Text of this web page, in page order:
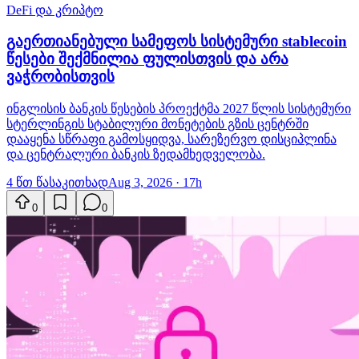
DeFi და კრიპტო
გაერთიანებული სამეფოს სისტემური stablecoin
წესები შექმნილია ფულისთვის და არა
ვაჭრობისთვის
ინგლისის ბანკის წესების პროექტმა 2027 წლის სისტემური
სტერლინგის სტაბილური მონეტების გზის ცენტრში
დააყენა სწრაფი გამოსყიდვა, სარეზერვო დისციპლინა
და ცენტრალური ბანკის ზედამხედველობა.
4 წთ წასაკითხადAug 3, 2026 · 17h
0 0